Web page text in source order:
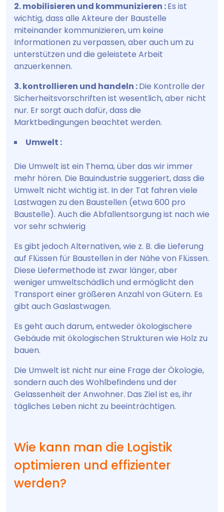
2. mobilisieren und kommunizieren :Es ist
wichtig, dass alle Akteure der Baustelle
miteinander kommunizieren, um keine
Informationen zu verpassen, aber auch um zu
unterstützen und die geleistete Arbeit
anzuerkennen.
3. kontrollieren und handeln :Die Kontrolle der
Sicherheitsvorschriften ist wesentlich, aber nicht
nur. Er sorgt auch dafür, dass die
Marktbedingungen beachtet werden.
Umwelt :
Die Umwelt ist ein Thema, über das wir immer
mehr hören. Die Bauindustrie suggeriert, dass die
Umwelt nicht wichtig ist. In der Tat fahren viele
Lastwagen zu den Baustellen (etwa 600 pro
Baustelle). Auch die Abfallentsorgung ist nach wie
vor sehr schwierig
Es gibt jedoch Alternativen, wie z. B. die Lieferung
auf Flüssen für Baustellen in der Nähe von Flüssen.
Diese Liefermethode ist zwar länger, aber
weniger umweltschädlich und ermöglicht den
Transport einer größeren Anzahl von Gütern. Es
gibt auch Gaslastwagen.
Es geht auch darum, entweder ökologischere
Gebäude mit ökologischen Strukturen wie Holz zu
bauen.
Die Umwelt ist nicht nur eine Frage der Ökologie,
sondern auch des Wohlbefindens und der
Gelassenheit der Anwohner. Das Ziel ist es, ihr
tägliches Leben nicht zu beeinträchtigen.
Wie kann man die Logistik
optimieren und effizienter
werden?